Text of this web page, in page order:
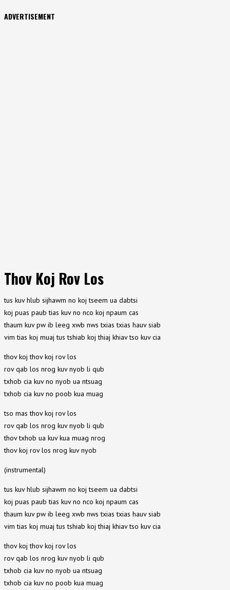
ADVERTISEMENT
Thov Koj Rov Los
tus kuv hlub sijhawm no koj tseem ua dabtsi
koj puas paub tias kuv no nco koj npaum cas
thaum kuv pw ib leeg xwb nws txias txias hauv siab
vim tias koj muaj tus tshiab koj thiaj khiav tso kuv cia
thov koj thov koj rov los
rov qab los nrog kuv nyob li qub
txhob cia kuv no nyob ua ntsuag
txhob cia kuv no poob kua muag
tso mas thov koj rov los
rov qab los nrog kuv nyob li qub
thov txhob ua kuv kua muag nrog
thov koj rov los nrog kuv nyob
(instrumental)
tus kuv hlub sijhawm no koj tseem ua dabtsi
koj puas paub tias kuv no nco koj npaum cas
thaum kuv pw ib leeg xwb nws txias txias hauv siab
vim tias koj muaj tus tshiab koj thiaj khiav tso kuv cia
thov koj thov koj rov los
rov qab los nrog kuv nyob li qub
txhob cia kuv no nyob ua ntsuag
txhob cia kuv no poob kua muag